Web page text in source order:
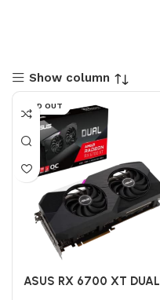
Show column
SOLD OUT
ASUS RX 6700 XT DUAL